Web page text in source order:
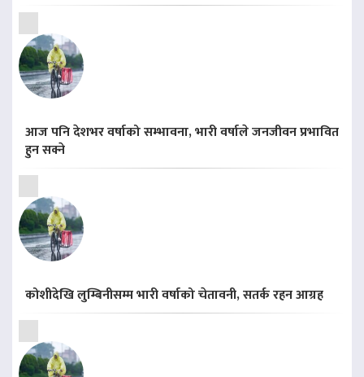
आज पनि देशभर वर्षाको सम्भावना, भारी वर्षाले जनजीवन प्रभावित
हुन सक्ने
कोशीदेखि लुम्बिनीसम्म भारी वर्षाको चेतावनी, सतर्क रहन आग्रह